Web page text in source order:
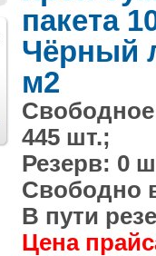
След.
пакета
Чёрный
м2
445 шт.;
Резерв: 0
Свободно
В пути
Цена